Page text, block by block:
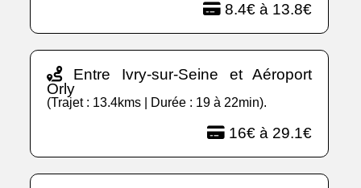
8.4€ à 13.8€
Entre Ivry-sur-Seine et Aéroport
Orly
(Trajet : 13.4kms | Durée : 19 à 22min).
16€ à 29.1€